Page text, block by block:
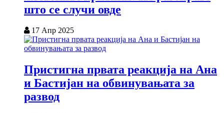
што се случи овде
17 Апр 2025
Пристигна првата реакција на Ана
и Бастијан на обвинувањата за
развод